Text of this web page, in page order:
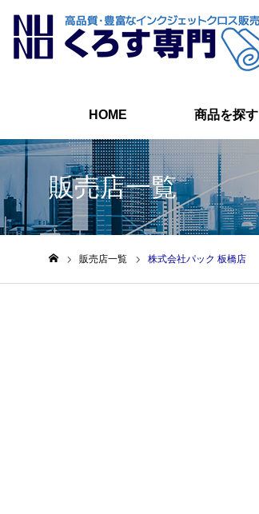
HOME 商品を探す
販売店一覧
販売店一覧 株式会社パック 板橋店